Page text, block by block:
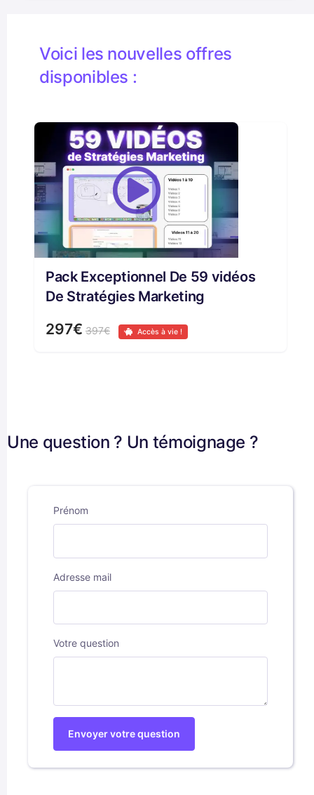
Voici les nouvelles offres
disponibles :
Pack Exceptionnel De 59 vidéos
De Stratégies Marketing
297€ 397€ Accès à vie !
Une question ? Un témoignage ?
Prénom
Adresse mail
Votre question
Envoyer votre question